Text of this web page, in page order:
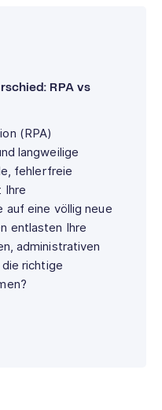
RPA vs
(RPA)
langweilige
fehlerfreie
Ihre
eine völlig neue
entlasten Ihre
administrativen
richtige